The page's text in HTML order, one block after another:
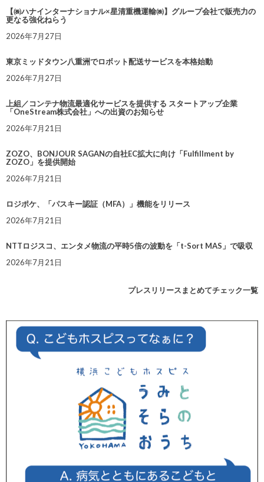
【㈱ハナインターナショナル×星清重機運輸㈱】グループ会社で販売力の
更なる強化ねらう
2026年7月27日
東京ミッドタウン八重洲でロボット配送サービスを本格始動
2026年7月27日
上組／コンテナ物流最適化サービスを提供する スタートアップ企業
「OneStream株式会社」への出資のお知らせ
2026年7月21日
ZOZO、BONJOUR SAGANの自社EC拡大に向け「Fulfillment by
ZOZO」を提供開始
2026年7月21日
ロジポケ、「パスキー認証（MFA）」機能をリリース
2026年7月21日
NTTロジスコ、エンタメ物流の平時5倍の波動を「t-Sort MAS」で吸収
2026年7月21日
プレスリリースまとめてチェック一覧